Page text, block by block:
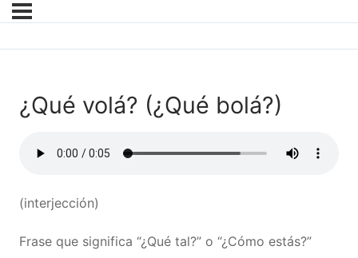
¿Qué volá? (¿Qué bolá?)
(interjección)
Frase que significa “¿Qué tal?” o “¿Cómo estás?”